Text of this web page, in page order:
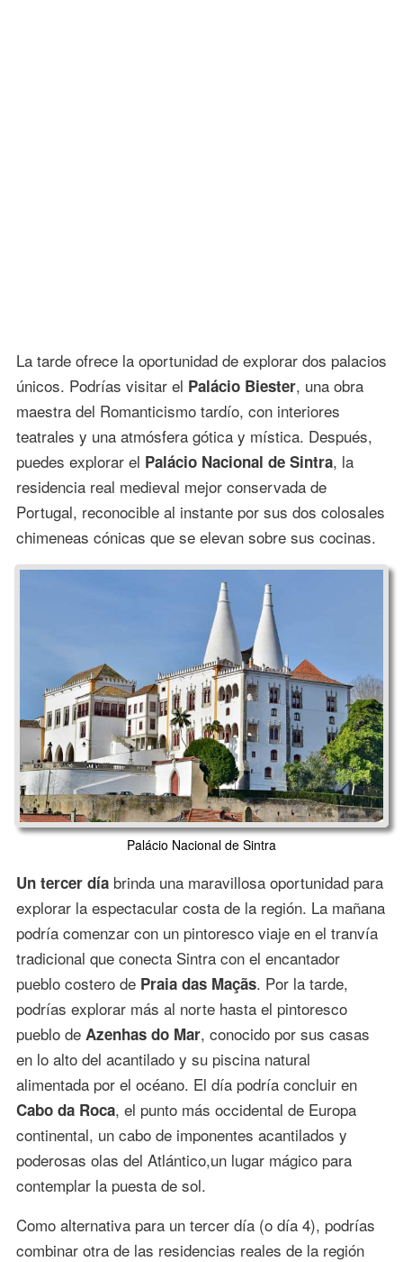
La tarde ofrece la oportunidad de explorar dos palacios
únicos. Podrías visitar el Palácio Biester, una obra
maestra del Romanticismo tardío, con interiores
teatrales y una atmósfera gótica y mística. Después,
puedes explorar el Palácio Nacional de Sintra, la
residencia real medieval mejor conservada de
Portugal, reconocible al instante por sus dos colosales
chimeneas cónicas que se elevan sobre sus cocinas.
Palácio Nacional de Sintra
Un tercer díabrinda una maravillosa oportunidad para
explorar la espectacular costa de la región. La mañana
podría comenzar con un pintoresco viaje en el tranvía
tradicional que conecta Sintra con el encantador
pueblo costero de Praia das Maçãs. Por la tarde,
podrías explorar más al norte hasta el pintoresco
pueblo de Azenhas do Mar, conocido por sus casas
en lo alto del acantilado y su piscina natural
alimentada por el océano. El día podría concluir en
Cabo da Roca, el punto más occidental de Europa
continental, un cabo de imponentes acantilados y
poderosas olas del Atlántico,un lugar mágico para
contemplar la puesta de sol.
Como alternativa para un tercer día (o día 4), podrías
combinar otra de las residencias reales de la región